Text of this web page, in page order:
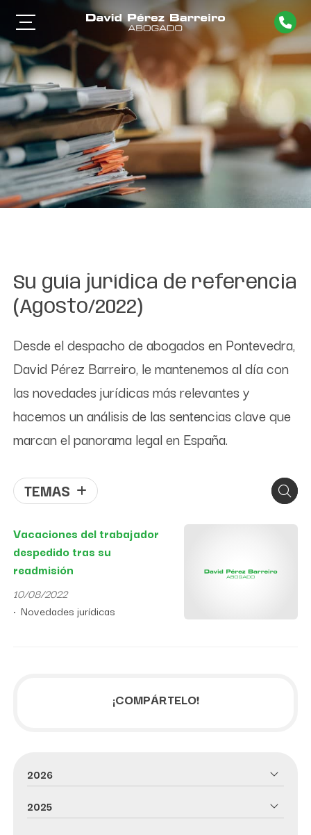
Su guía jurídica de referencia
(Agosto/2022)
Desde el despacho de abogados en Pontevedra,
David Pérez Barreiro, le mantenemos al día con
las novedades jurídicas más relevantes y
hacemos un análisis de las sentencias clave que
marcan el panorama legal en España.
TEMAS
Vacaciones del trabajador
despedido tras su
readmisión
10/08/2022
Novedades jurídicas
¡COMPÁRTELO!
2026
2025